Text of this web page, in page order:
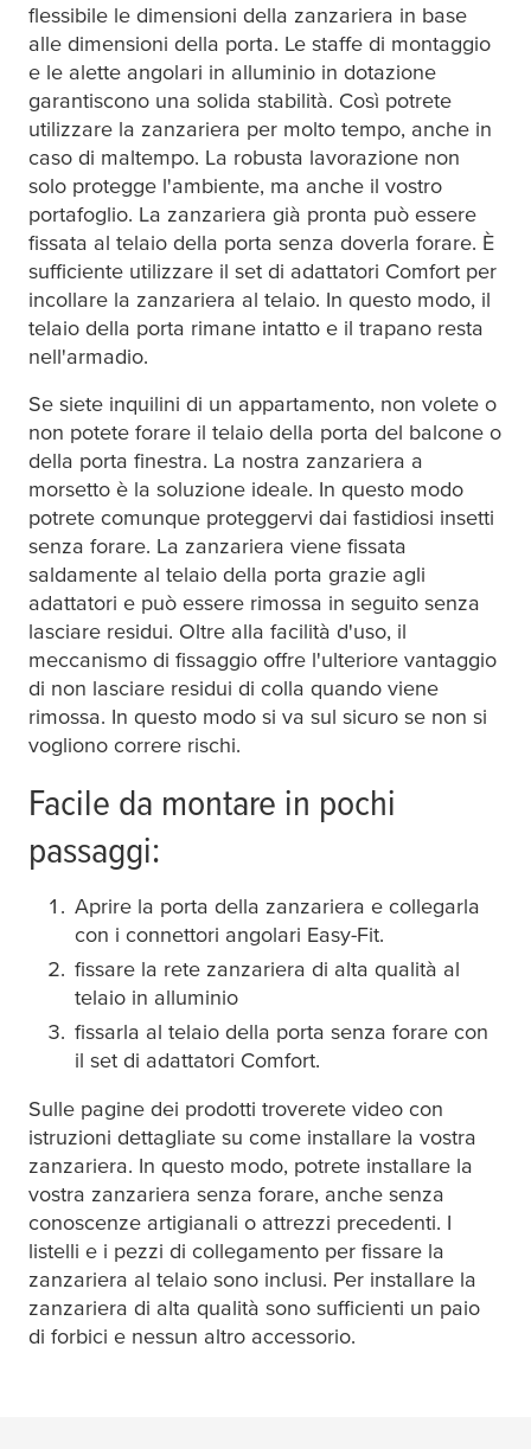
flessibile le dimensioni della zanzariera in base
alle dimensioni della porta. Le staffe di montaggio
e le alette angolari in alluminio in dotazione
garantiscono una solida stabilità. Così potrete
utilizzare la zanzariera per molto tempo, anche in
caso di maltempo. La robusta lavorazione non
solo protegge l'ambiente, ma anche il vostro
portafoglio. La zanzariera già pronta può essere
fissata al telaio della porta senza doverla forare. È
sufficiente utilizzare il set di adattatori Comfort per
incollare la zanzariera al telaio. In questo modo, il
telaio della porta rimane intatto e il trapano resta
nell'armadio.
Se siete inquilini di un appartamento, non volete o
non potete forare il telaio della porta del balcone o
della porta finestra. La nostra zanzariera a
morsetto è la soluzione ideale. In questo modo
potrete comunque proteggervi dai fastidiosi insetti
senza forare. La zanzariera viene fissata
saldamente al telaio della porta grazie agli
adattatori e può essere rimossa in seguito senza
lasciare residui. Oltre alla facilità d'uso, il
meccanismo di fissaggio offre l'ulteriore vantaggio
di non lasciare residui di colla quando viene
rimossa. In questo modo si va sul sicuro se non si
vogliono correre rischi.
Facile da montare in pochi
passaggi:
Aprire la porta della zanzariera e collegarla
con i connettori angolari Easy-Fit.
fissare la rete zanzariera di alta qualità al
telaio in alluminio
fissarla al telaio della porta senza forare con
il set di adattatori Comfort.
Sulle pagine dei prodotti troverete video con
istruzioni dettagliate su come installare la vostra
zanzariera. In questo modo, potrete installare la
vostra zanzariera senza forare, anche senza
conoscenze artigianali o attrezzi precedenti. I
listelli e i pezzi di collegamento per fissare la
zanzariera al telaio sono inclusi. Per installare la
zanzariera di alta qualità sono sufficienti un paio
di forbici e nessun altro accessorio.